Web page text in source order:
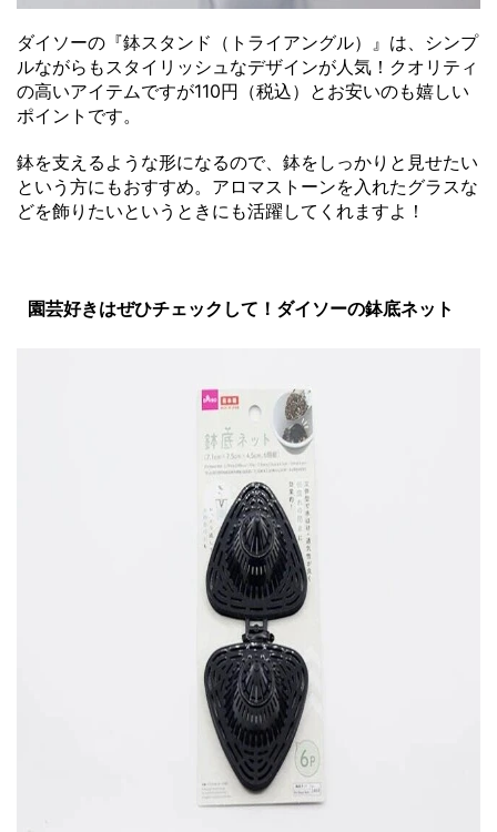
ダイソーの『鉢スタンド（トライアングル）』は、シンプ
ルながらもスタイリッシュなデザインが人気！クオリティ
の高いアイテムですが110円（税込）とお安いのも嬉しい
ポイントです。
鉢を支えるような形になるので、鉢をしっかりと見せたい
という方にもおすすめ。アロマストーンを入れたグラスな
どを飾りたいというときにも活躍してくれますよ！
園芸好きはぜひチェックして！ダイソーの鉢底ネット